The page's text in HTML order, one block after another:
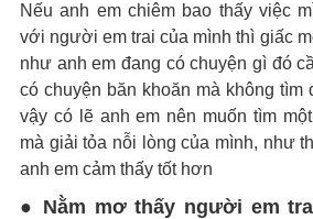
Nếu anh em chiêm bao thấy việc
với người em trai của mình thì giấc
như anh em đang có chuyện gì đó
có chuyện băn khoăn mà không
vậy có lẽ anh em nên muốn tìm
mà giải tỏa nỗi lòng của mình, như
anh em cảm thấy tốt hơn
● Nằm mơ thấy người em